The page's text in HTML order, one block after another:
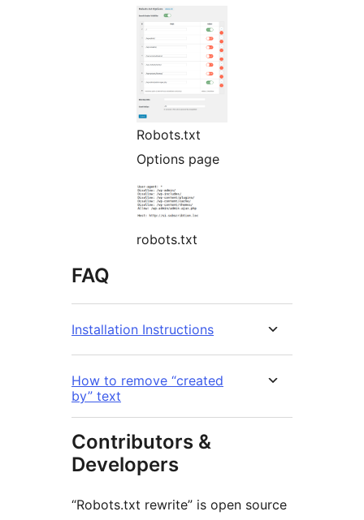
Robots.txt
Options page
robots.txt
FAQ
Installation Instructions
How to remove “created
by” text
Contributors &
Developers
“Robots.txt rewrite” is open source